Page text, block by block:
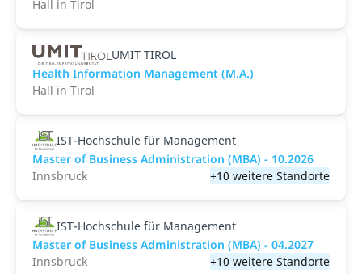
Hall in Tirol
UMIT TIROL
Health Information Management (M.A.)
Hall in Tirol
IST-Hochschule für Management
Master of Business Administration (MBA) - 10.2026
Innsbruck
+10 weitere Standorte
IST-Hochschule für Management
Master of Business Administration (MBA) - 04.2027
Innsbruck
+10 weitere Standorte